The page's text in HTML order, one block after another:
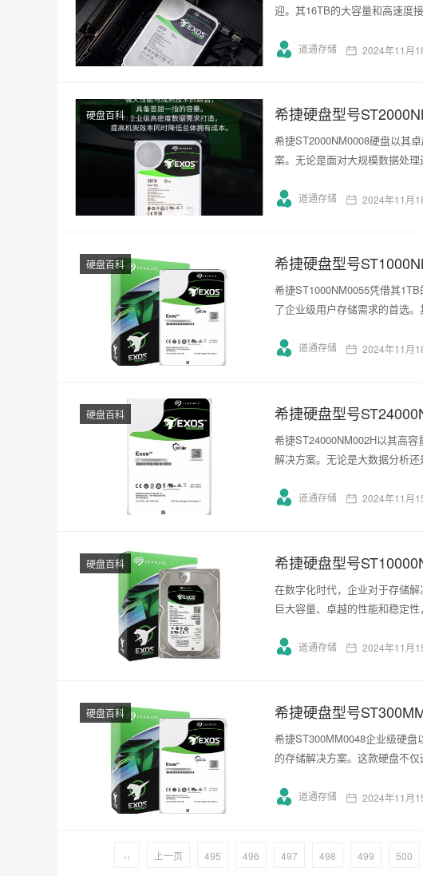
迎。其16TB的大容量和高速度
道通存储 2024年11月
硬盘百科 希捷硬盘型号
希捷ST2000NM0008硬盘以其
案。无论是面对大规模数据处
道通存储 2024年11月
硬盘百科 希捷硬盘型号
希捷ST1000NM0055凭借其
了企业级用户存储需求的首选
道通存储 2024年11月
硬盘百科 希捷硬盘型号
希捷ST24000NM002H以其高
解决方案。无论是大数据分析
道通存储 2024年11月
硬盘百科 希捷硬盘型号
在数字化时代，企业对于存储
巨大容量、卓越的性能和稳定
道通存储 2024年11月
硬盘百科 希捷硬盘型号
希捷ST300MM0048企业级硬
的存储解决方案。这款硬盘不
道通存储 2024年11月
‹‹ 上一页 495 496 497 498 499 500